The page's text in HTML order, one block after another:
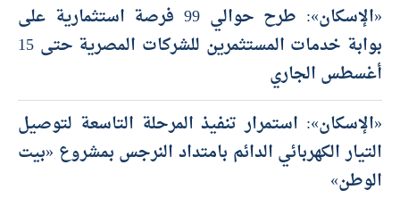
«الإسكان»: طرح حوالي 99 فرصة استثمارية على
بوابة خدمات المستثمرين للشركات المصرية حتى 15
أغسطس الجاري
«الإسكان»: استمرار تنفيذ المرحلة التاسعة لتوصيل
التيار الكهربائي الدائم بامتداد النرجس بمشروع «بيت
الوطن»